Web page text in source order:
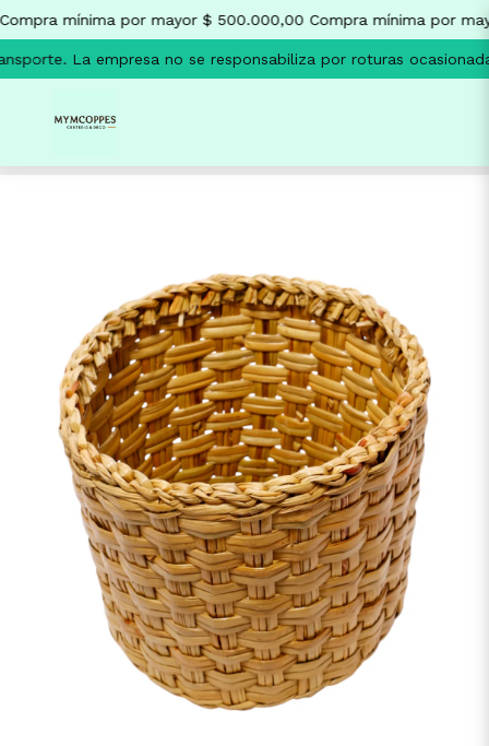
mínima por mayor $ 500.000,00 Compra mínima por
La empresa no se responsabiliza por roturas